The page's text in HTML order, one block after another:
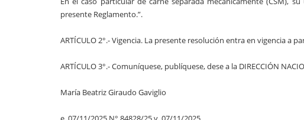
presente Reglamento.”.
ARTÍCULO 2°.- Vigencia. La presente resolución entra en vigencia a
ARTÍCULO 3°.- Comuníquese, publíquese, dese a la DIRECCIÓN
María Beatriz Giraudo Gaviglio